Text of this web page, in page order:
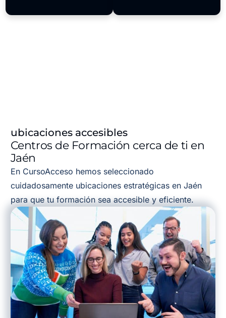
ubicaciones accesibles
Centros de Formación cerca de ti en
Jaén
En CursoAcceso hemos seleccionado
cuidadosamente ubicaciones estratégicas en Jaén
para que tu formación sea accesible y eficiente.